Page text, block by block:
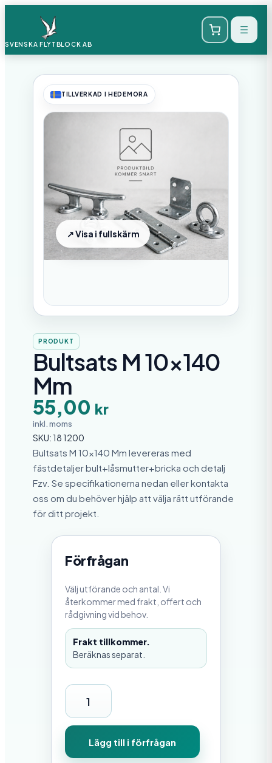
SVENSKA FLYTBLOCK AB
TILLVERKAD I HEDEMORA
PRODUKT
Bultsats M 10×140
Mm
55,00 kr
inkl. moms
SKU:18 1200
Bultsats M 10×140 Mm levereras med
fästdetaljer bult+låsmutter+bricka och detalj
Fzv. Se specifikationerna nedan eller kontakta
oss om du behöver hjälp att välja rätt utförande
för ditt projekt.
Förfrågan
Välj utförande och antal. Vi
återkommer med frakt, offert och
rådgivning vid behov.
Frakt tillkommer.
Beräknas separat.
B
u
l
t
Lägg till i förfrågan